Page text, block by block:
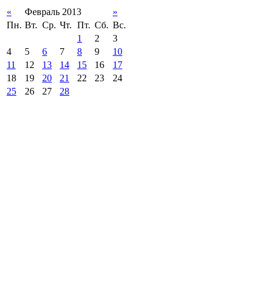
« Февраль 2013
»
Пн. Вт. Ср. Чт. Пт. Сб. Вс.
1
2
3
4
5 6 7 8 9
10
11
12 13 14 15 16
17
18
19 20 21 22 23
24
25
26 27 28